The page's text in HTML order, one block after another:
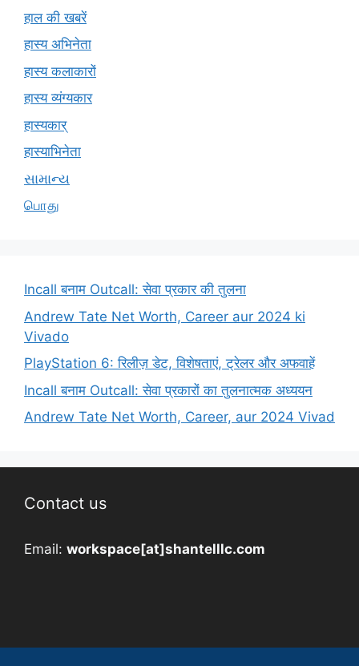
हाल की खबरें
हास्य अभिनेता
हास्य कलाकारों
हास्य व्यंग्यकार
हास्यकार्
हास्याभिनेता
સામાન્ય
பொது
Incall बनाम Outcall: सेवा प्रकार की तुलना
Andrew Tate Net Worth, Career aur 2024 ki
Vivado
PlayStation 6: रिलीज़ डेट, विशेषताएं, ट्रेलर और अफवाहें
Incall बनाम Outcall: सेवा प्रकारों का तुलनात्मक अध्ययन
Andrew Tate Net Worth, Career, aur 2024 Vivad
Contact us
Email: workspace[at]shantelllc.com